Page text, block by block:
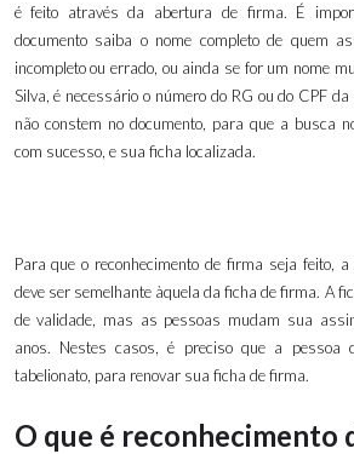
é feito através da abertura de firma. É
documento saiba o nome completo de quem
incompleto ou errado, ou ainda se for um nome
Silva, é necessário o número do RG ou do CPF
não constem no documento, para que a busca
com sucesso, e sua ficha localizada.
Para que o reconhecimento de firma seja feito,
deve ser semelhante àquela da ficha de firma. A
de validade, mas as pessoas mudam sua
anos. Nestes casos, é preciso que a pessoa
tabelionato, para renovar sua ficha de firma.
O que é reconhecimento